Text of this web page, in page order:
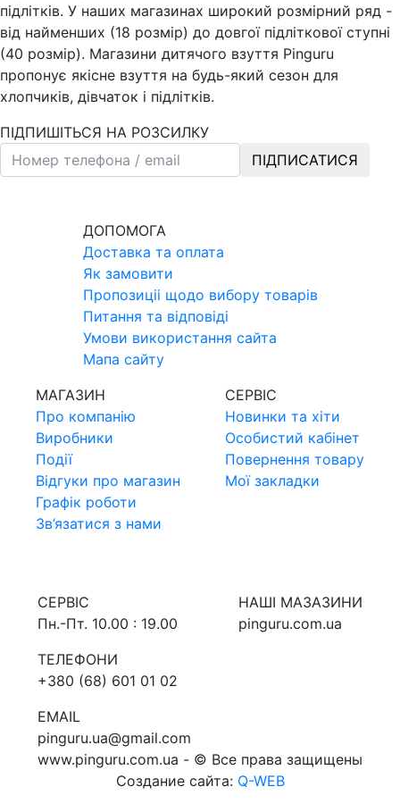
підлітків. У наших магазинах широкий розмірний ряд -
від найменших (18 розмір) до довгої підліткової ступні
(40 розмір). Магазини дитячого взуття Pinguru
пропонує якісне взуття на будь-який сезон для
хлопчиків, дівчаток і підлітків.
ПІДПИШІТЬСЯ НА РОЗСИЛКУ
ПІДПИСАТИСЯ
ДОПОМОГА
Доставка та оплата
Як замовити
Пропозицii щодо вибору товарiв
Питання та вiдповiдi
Умови використання сайта
Мапа сайту
МАГАЗИН
Про компанiю
Виробники
Події
Відгуки про магазин
Графік роботи
Зв’язатися з нами
СЕРВIС
Новинки та хiти
Особистий кабінет
Повернення товару
Мої закладки
СЕРВIС
Пн.-Пт. 10.00 : 19.00
ТЕЛЕФОНИ
+380 (68) 601 01 02
EMAIL
pinguru.ua@gmail.com
НАШI МАЗАЗИНИ
pinguru.com.ua
www.pinguru.com.ua - © Все права защищены
Создание сайта: Q-WEB